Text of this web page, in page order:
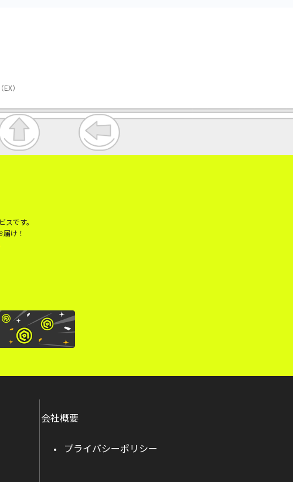
）
です。
け！
会社概要
プライバシーポリシー